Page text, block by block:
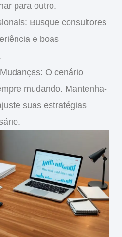
para outro.
: Busque consultores
e boas
: O cenário
mudando. Mantenha-
suas estratégias